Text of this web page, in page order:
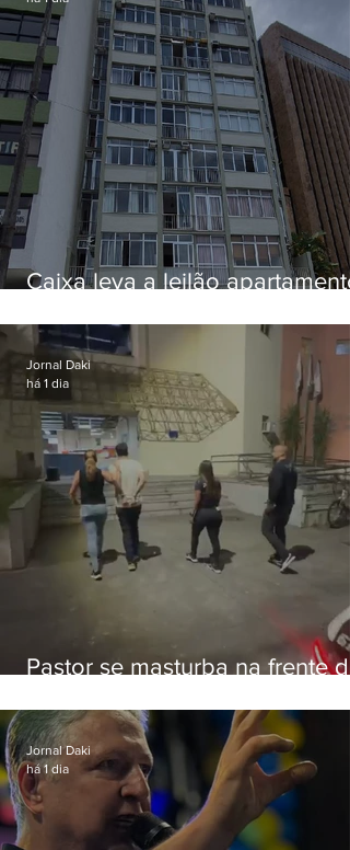
Caixa leva a leilão apartamento
Botafogo
Pastor se masturba na frente de
Jornal Daki
há 1 dia
Jornal Daki
há 1 dia